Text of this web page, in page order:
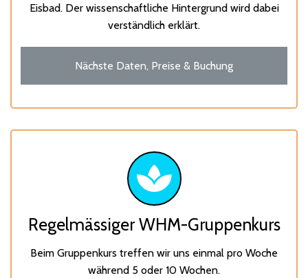
Eisbad. Der wissenschaftliche Hintergrund wird dabei
verständlich erklärt.
Nächste Daten, Preise & Buchung
Regelmässiger WHM-Gruppenkurs
Beim Gruppenkurs treffen wir uns einmal pro Woche
während 5 oder 10 Wochen.